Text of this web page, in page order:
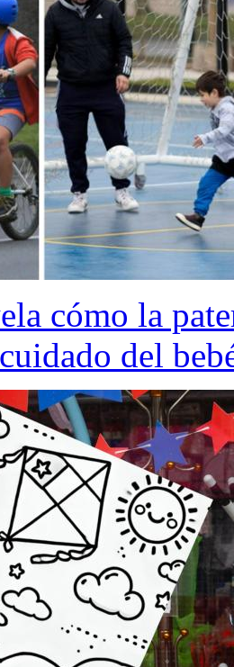
cómo la
del